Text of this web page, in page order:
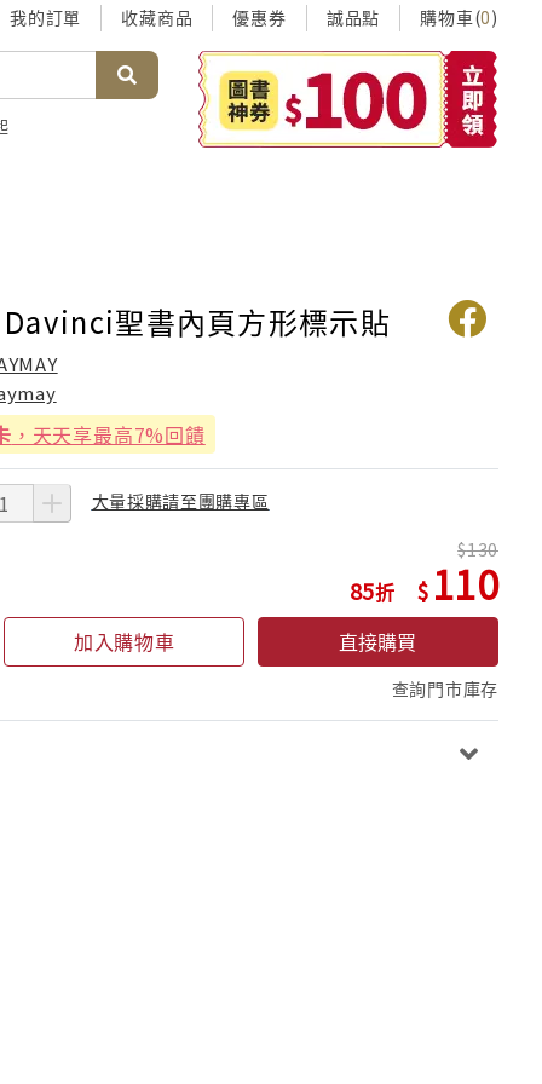
我的訂單 收藏商品 優惠券 誠品點 購物車(0)
聖書內頁方形標示貼
，天天享最高7%回饋
大量採購請至團購專區
85
130
110
加入購物車 直接購買
查詢門市庫存